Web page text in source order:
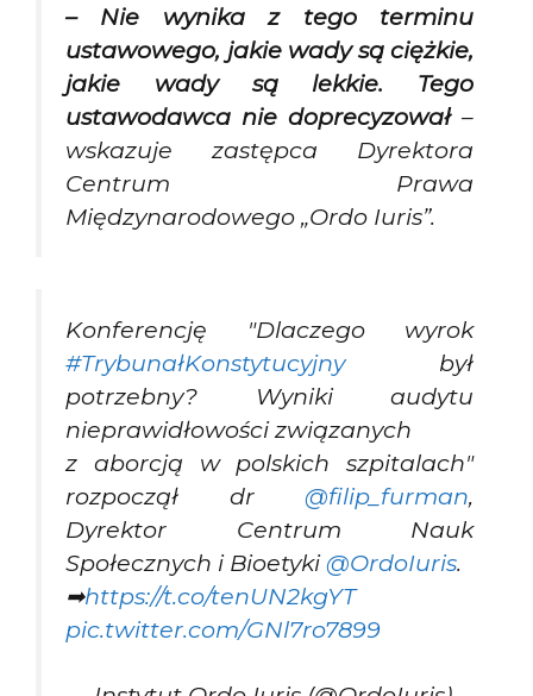
– Nie wynika z tego terminu
ustawowego, jakie wady są ciężkie,
jakie wady są lekkie. Tego
ustawodawca nie doprecyzował –
wskazuje zastępca Dyrektora
Centrum Prawa
Międzynarodowego „Ordo Iuris”.
Konferencję "Dlaczego wyrok
#TrybunałKonstytucyjnybył
potrzebny? Wyniki audytu
nieprawidłowości związanych
z aborcją w polskich szpitalach"
rozpoczął dr @filip_furman,
Dyrektor Centrum Nauk
Społecznych i Bioetyki@OrdoIuris.
➡https://t.co/tenUN2kgYT
pic.twitter.com/GNl7ro7899